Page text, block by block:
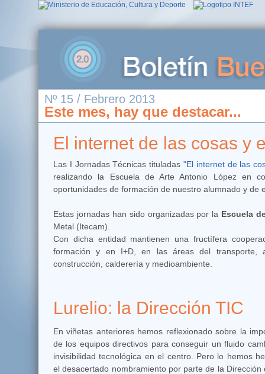
Nº 15 / Febrero 2013
Este mes, hay que destacar...
El internet de las cosas y
Las I Jornadas Técnicas tituladas "El internet de las
realizando la Escuela de Arte Antonio López en
oportunidades de formación de nuestro alumnado y de
Estas jornadas han sido organizadas por la Escuela
Metal (Itecam).
Con dicha entidad mantienen una fructífera
formación y en I+D, en las áreas del transporte,
construcción, calderería y medioambiente.
Lurelio: la Dirección TIC
En viñetas anteriores hemos reflexionado sobre la
de los equipos directivos para conseguir un fluido
invisibilidad tecnológica en el centro. Pero lo hemos
el desacertado nombramiento por parte de la Dirección